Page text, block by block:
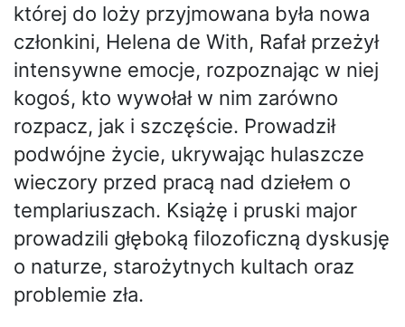
której do loży przyjmowana była nowa
członkini, Helena de With, Rafał przeżył
intensywne emocje, rozpoznając w niej
kogoś, kto wywołał w nim zarówno
rozpacz, jak i szczęście. Prowadził
podwójne życie, ukrywając hulaszcze
wieczory przed pracą nad dziełem o
templariuszach. Książę i pruski major
prowadzili głęboką filozoficzną dyskusję
o naturze, starożytnych kultach oraz
problemie zła.